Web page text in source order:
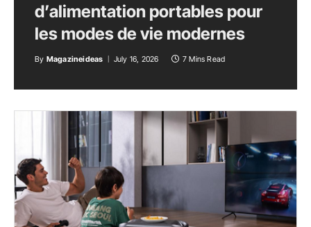
d’alimentation portables pour
les modes de vie modernes
By Magazineideas July 16, 2026 7 Mins Read